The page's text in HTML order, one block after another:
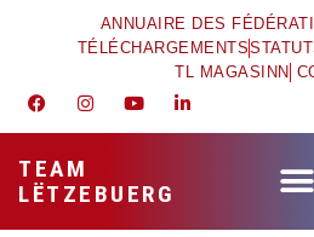
ANNUAIRE DES
TÉLÉCHARGEMENTS
TL MAGASINN
TEAM
LËTZEBUERG